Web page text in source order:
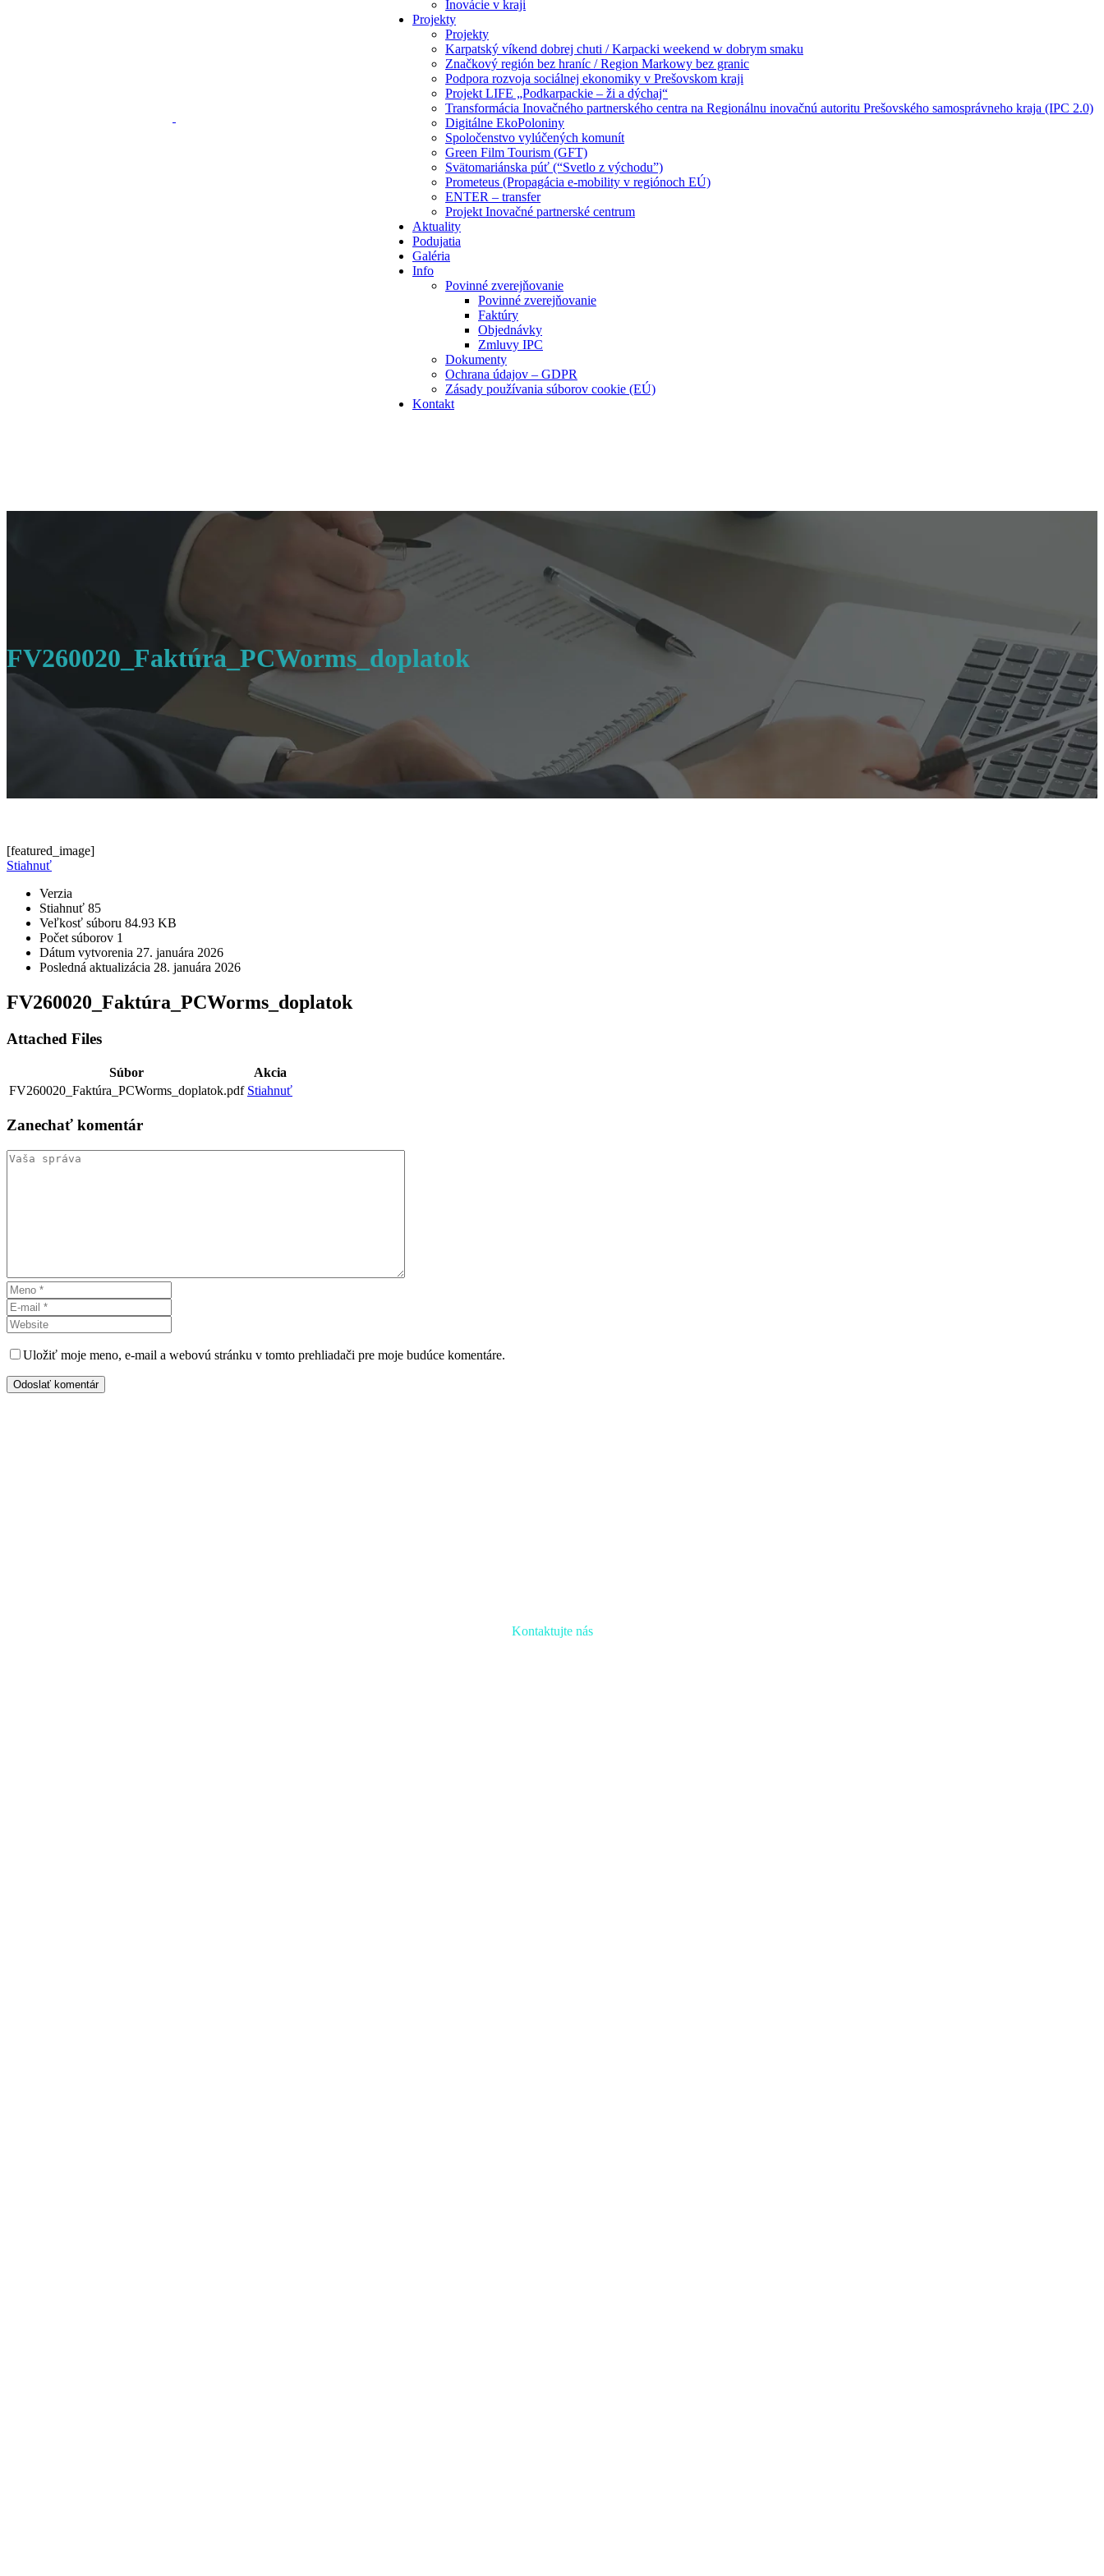
Inovácie v kraji
Projekty
Projekty
Karpatský víkend dobrej chuti / Karpacki weekend w dobrym smaku
Značkový región bez hraníc / Region Markowy bez granic
Podpora rozvoja sociálnej ekonomiky v Prešovskom kraji
Projekt LIFE „Podkarpackie – ži a dýchaj“
Transformácia Inovačného partnerského centra na Regionálnu inovačnú autoritu Prešovského samosprávneho kraja (IPC 2.0)
Digitálne EkoPoloniny
Spoločenstvo vylúčených komunít
Green Film Tourism (GFT)
Svätomariánska púť (“Svetlo z východu”)
Prometeus (Propagácia e-mobility v regiónoch EÚ)
ENTER – transfer
Projekt Inovačné partnerské centrum
Aktuality
Podujatia
Galéria
Info
Povinné zverejňovanie
Povinné zverejňovanie
Faktúry
Objednávky
Zmluvy IPC
Dokumenty
Ochrana údajov – GDPR
Zásady používania súborov cookie (EÚ)
Kontakt
FV260020_Faktúra_PCWorms_doplatok
[featured_image]
Stiahnuť
Verzia
Stiahnuť 85
Veľkosť súboru 84.93 KB
Počet súborov 1
Dátum vytvorenia 27. januára 2026
Posledná aktualizácia 28. januára 2026
FV260020_Faktúra_PCWorms_doplatok
Attached Files
Súbor
Akcia
FV260020_Faktúra_PCWorms_doplatok.pdf Stiahnuť
Zanechať komentár
Uložiť moje meno, e-mail a webovú stránku v tomto prehliadači pre moje budúce komentáre.
Odoslať komentár
Kontaktujte nás